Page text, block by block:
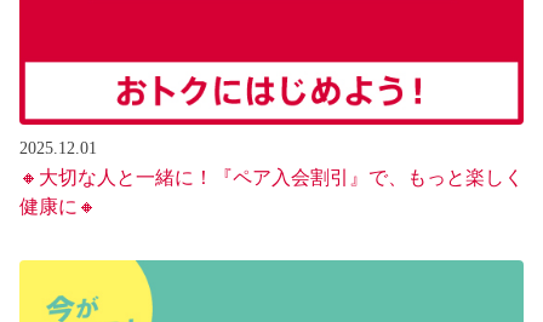
2025.12.01
🔸大切な人と一緒に！『ペア入会割引』で、もっと楽しく
健康に🔸